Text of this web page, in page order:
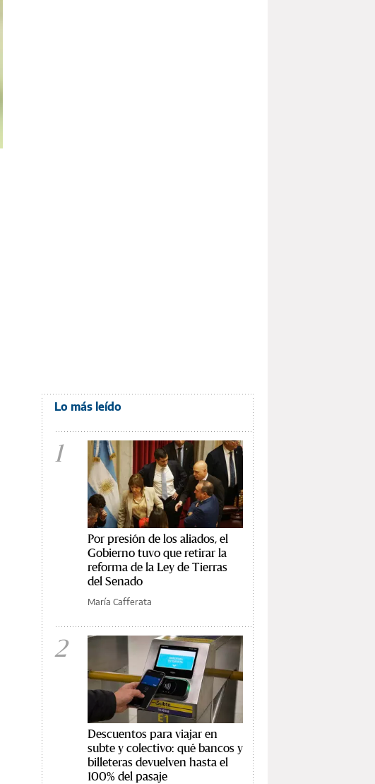
Lo más leído
1
Por presión de los aliados, el
Gobierno tuvo que retirar la
reforma de la Ley de Tierras
del Senado
María Cafferata
2
Descuentos para viajar en
subte y colectivo: qué bancos y
billeteras devuelven hasta el
100% del pasaje